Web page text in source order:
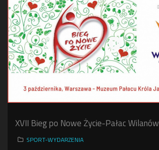
XVII Bieg po Nowe Życie-Pałac Wilanów
SPORT-WYDARZENIA